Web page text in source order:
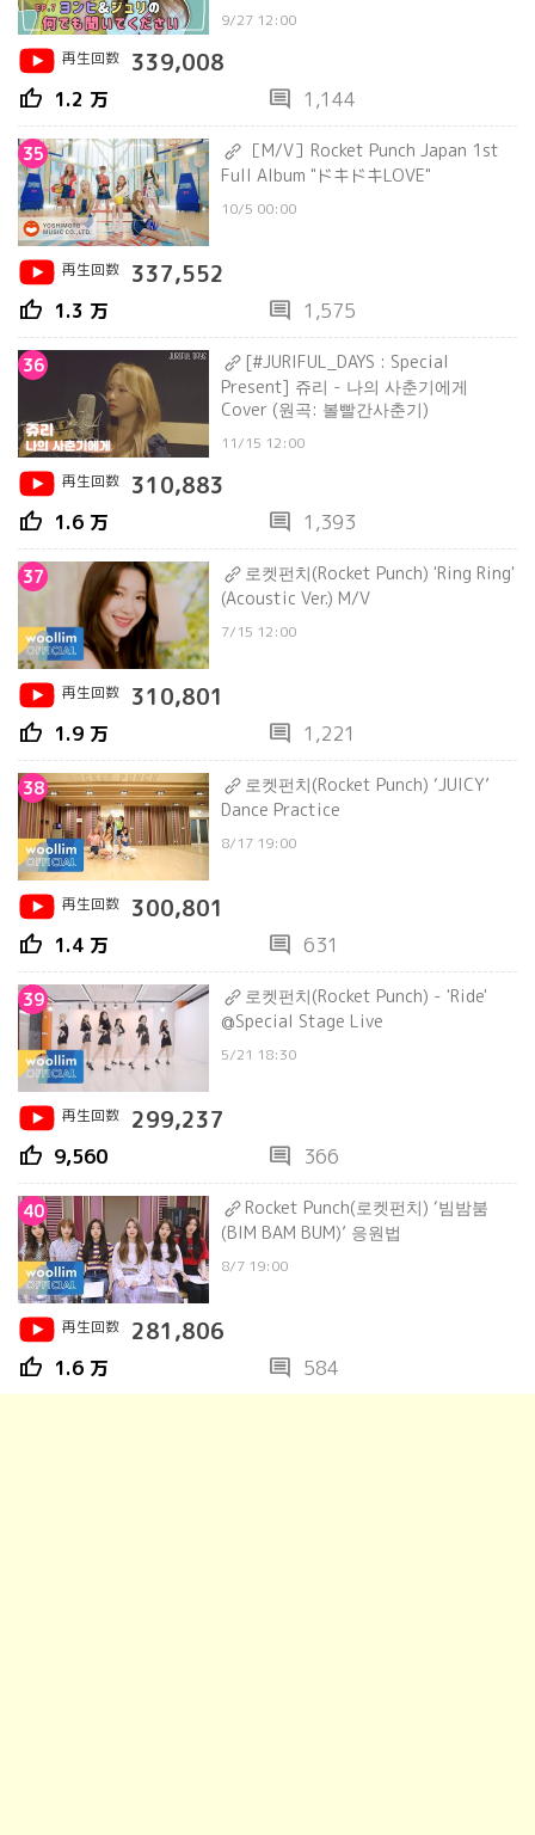
9/27 12:00
再生回数
339,008
thumb_up 1.2 万 comment 1,144
35
［M/V］Rocket Punch Japan 1st
Full Album "ドキドキLOVE"
10/5 00:00
再生回数 337,552
thumb_up 1.3 万 comment 1,575
36
[#JURIFUL_DAYS : Special
Present] 쥬리 - 나의 사춘기에게
Cover (원곡: 볼빨간사춘기)
11/15 12:00
再生回数
310,883
thumb_up 1.6 万 comment 1,393
37
로켓펀치(Rocket Punch) 'Ring Ring'
(Acoustic Ver.) M/V
7/15 12:00
再生回数 310,801
thumb_up 1.9 万 comment 1,221
38
로켓펀치(Rocket Punch) ‘JUICY’
Dance Practice
8/17 19:00
再生回数 300,801
thumb_up 1.4 万 comment 631
39
로켓펀치(Rocket Punch) - 'Ride'
@Special Stage Live
5/21 18:30
再生回数 299,237
thumb_up 9,560 comment 366
40
Rocket Punch(로켓펀치) ‘빔밤붐
(BIM BAM BUM)’ 응원법
8/7 19:00
再生回数 281,806
thumb_up 1.6 万 comment 584